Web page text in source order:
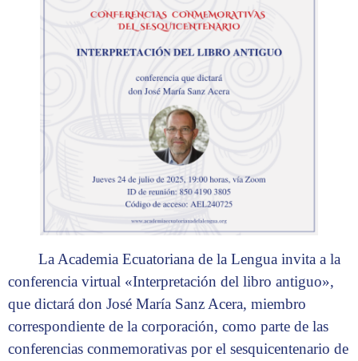
La Academia Ecuatoriana de la Lengua invita a la
conferencia virtual «Interpretación del libro antiguo»,
que dictará don José María Sanz Acera, miembro
correspondiente de la corporación, como parte de las
conferencias conmemorativas por el sesquicentenario de